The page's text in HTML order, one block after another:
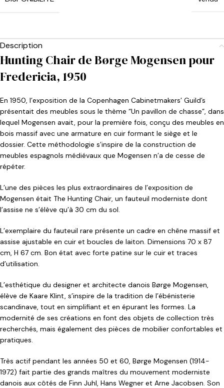
Description
Hunting Chair de Børge Mogensen pour
Fredericia, 1950
En 1950, l’exposition de la Copenhagen Cabinetmakers’ Guild’s
présentait des meubles sous le thème “Un pavillon de chasse”, dans
lequel Mogensen avait, pour la première fois, conçu des meubles en
bois massif avec une armature en cuir formant le siège et le
dossier. Cette méthodologie s’inspire de la construction de
meubles espagnols médiévaux que Mogensen n’a de cesse de
répéter.
L’une des pièces les plus extraordinaires de l’exposition de
Mogensen était The Hunting Chair, un fauteuil moderniste dont
l’assise ne s’élève qu’à 30 cm du sol.
L’exemplaire du fauteuil rare présente un cadre en chêne massif et
assise ajustable en cuir et boucles de laiton. Dimensions 70 x 87
cm, H 67 cm. Bon état avec forte patine sur le cuir et traces
d’utilisation.
L’esthétique du designer et architecte danois Børge Mogensen,
élève de Kaare Klint, s’inspire de la tradition de l’ébénisterie
scandinave, tout en simplifiant et en épurant les formes. La
modernité de ses créations en font des objets de collection très
recherchés, mais également des pièces de mobilier confortables et
pratiques.
Très actif pendant les années 50 et 60, Børge Mogensen (1914-
1972) fait partie des grands maîtres du mouvement moderniste
danois aux côtés de Finn Juhl, Hans Wegner et Arne Jacobsen. Son